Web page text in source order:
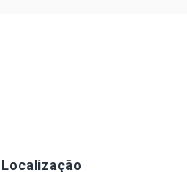
Localização